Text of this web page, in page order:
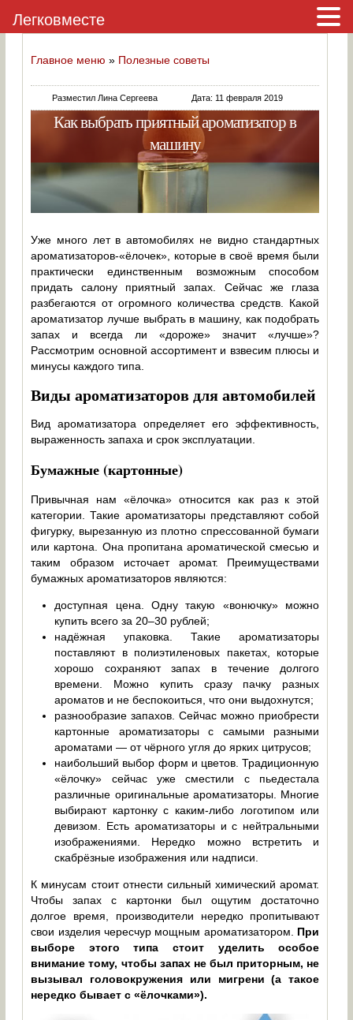
Главное меню » Полезные советы
Разместил Лина Сергеева Дата: 11 февраля 2019
Как выбрать приятный ароматизатор в
машину
Уже много лет в автомобилях не видно стандартных
ароматизаторов-«ёлочек», которые в своё время были
практически единственным возможным способом
придать салону приятный запах. Сейчас же глаза
разбегаются от огромного количества средств. Какой
ароматизатор лучше выбрать в машину, как подобрать
запах и всегда ли «дороже» значит «лучше»?
Рассмотрим основной ассортимент и взвесим плюсы и
минусы каждого типа.
Виды ароматизаторов для автомобилей
Вид ароматизатора определяет его эффективность,
выраженность запаха и срок эксплуатации.
Бумажные (картонные)
Привычная нам «ёлочка» относится как раз к этой
категории. Такие ароматизаторы представляют собой
фигурку, вырезанную из плотно спрессованной бумаги
или картона. Она пропитана ароматической смесью и
таким образом источает аромат. Преимуществами
бумажных ароматизаторов являются:
доступная цена. Одну такую «вонючку» можно
купить всего за 20–30 рублей;
надёжная упаковка. Такие ароматизаторы
поставляют в полиэтиленовых пакетах, которые
хорошо сохраняют запах в течение долгого
времени. Можно купить сразу пачку разных
ароматов и не беспокоиться, что они выдохнутся;
разнообразие запахов. Сейчас можно приобрести
картонные ароматизаторы с самыми разными
ароматами — от чёрного угля до ярких цитрусов;
наибольший выбор форм и цветов. Традиционную
«ёлочку» сейчас уже сместили с пьедестала
различные оригинальные ароматизаторы. Многие
выбирают картонку с каким-либо логотипом или
девизом. Есть ароматизаторы и с нейтральными
изображениями. Нередко можно встретить и
скабрёзные изображения или надписи.
К минусам стоит отнести сильный химический аромат.
Чтобы запах с картонки был ощутим достаточно
долгое время, производители нередко пропитывают
свои изделия чересчур мощным ароматизатором. При
выборе этого типа стоит уделить особое
внимание тому, чтобы запах не был приторным, не
вызывал головокружения или мигрени (а такое
нередко бывает с «ёлочками»).
Легковместе